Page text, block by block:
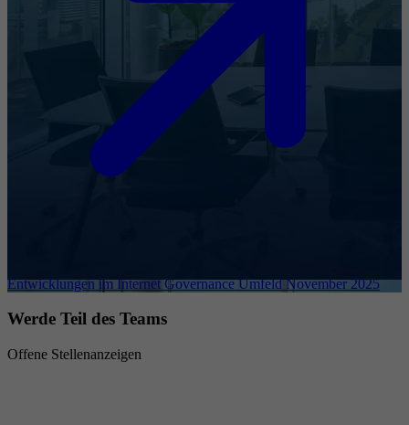
Entwicklungen im Internet Governance Umfeld November 2025
Werde Teil des Teams
Offene Stellenanzeigen